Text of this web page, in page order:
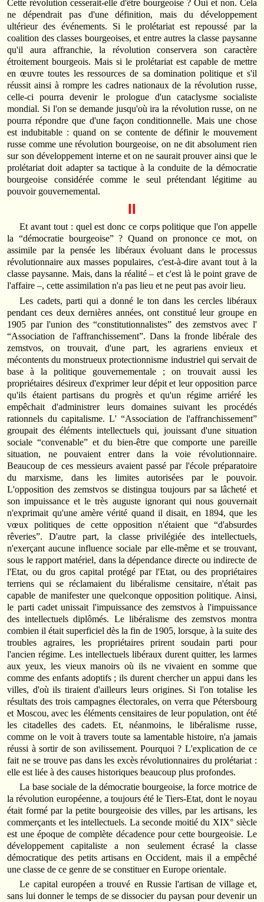
Cette révolution cesserait‑elle d'être bourgeoise ? Oui et non. Cela
ne dépendrait pas d'une définition, mais du développement
ultérieur des événements. Si le prolétariat est repoussé par la
coalition des classes bourgeoises, et entre autres la classe paysanne
qu'il aura affranchie, la révolution conservera son caractère
étroitement bourgeois. Mais si le prolétariat est capable de mettre
en œuvre toutes les ressources de sa domination politique et s'il
réussit ainsi à rompre les cadres nationaux de la révolution russe,
celle‑ci pourra devenir le prologue d'un cataclysme socialiste
mondial. Si l'on se demande jusqu'où ira la révolution russe, on ne
pourra répondre que d'une façon conditionnelle. Mais une chose
est indubitable : quand on se contente de définir le mouvement
russe comme une révolution bourgeoise, on ne dit absolument rien
sur son développement interne et on ne saurait prouver ainsi que le
prolétariat doit adapter sa tactique à la conduite de la démocratie
bourgeoise considérée comme le seul prétendant légitime au
pouvoir gouvernemental.
II
Et avant tout : quel est donc ce corps politique que l'on appelle
la “démocratie bourgeoise” ? Quand on prononce ce mot, on
assimile par la pensée les libéraux évoluant dans le processus
révolutionnaire aux masses populaires, c'est‑à-dire avant tout à la
classe paysanne. Mais, dans la réalité – et c'est là le point grave de
l'affaire –, cette assimilation n'a pas lieu et ne peut pas avoir lieu.
Les cadets, parti qui a donné le ton dans les cercles libéraux
pendant ces deux dernières années, ont constitué leur groupe en
1905 par l'union des “constitutionnalistes” des zemstvos avec l'
“Association de l'affranchissement”. Dans la fronde libérale des
zemstvos, on trouvait, d'une part, les agrariens envieux et
mécontents du monstrueux protectionnisme industriel qui servait de
base à la politique gouvernementale ; on trouvait aussi les
propriétaires désireux d'exprimer leur dépit et leur opposition parce
qu'ils étaient partisans du progrès et qu'un régime arriéré les
empêchait d'administrer leurs domaines suivant les procédés
rationnels du capitalisme. L' “Association de l'affranchissement”
groupait des éléments intellectuels qui, jouissant d'une situation
sociale “convenable” et du bien‑être que comporte une pareille
situation, ne pouvaient entrer dans la voie révolutionnaire.
Beaucoup de ces messieurs avaient passé par l'école préparatoire
du marxisme, dans les limites autorisées par le pouvoir.
L'opposition des zemstvos se distingua toujours par sa lâcheté et
son impuissance et le très auguste ignorant qui nous gouvernait
n'exprimait qu'une amère vérité quand il disait, en 1894, que les
vœux politiques de cette opposition n'étaient que “d'absurdes
rêveries”. D'autre part, la classe privilégiée des intellectuels,
n'exerçant aucune influence sociale par elle‑même et se trouvant,
sous le rapport matériel, dans la dépendance directe ou indirecte de
l'Etat, ou du gros capital protégé par l'Etat, ou des propriétaires
terriens qui se réclamaient du libéralisme censitaire, n'était pas
capable de manifester une quelconque opposition politique. Ainsi,
le parti cadet unissait l'impuissance des zemstvos à l'impuissance
des intellectuels diplômés. Le libéralisme des zemstvos montra
combien il était superficiel dès la fin de 1905, lorsque, à la suite des
troubles agraires, les propriétaires prirent soudain parti pour
l'ancien régime. Les intellectuels libéraux durent quitter, les larmes
aux yeux, les vieux manoirs où ils ne vivaient en somme que
comme des enfants adoptifs ; ils durent chercher un appui dans les
villes, d'où ils tiraient d'ailleurs leurs origines. Si l'on totalise les
résultats des trois campagnes électorales, on verra que Pétersbourg
et Moscou, avec les éléments censitaires de leur population, ont été
les citadelles des cadets. Et, néanmoins, le libéralisme russe,
comme on le voit à travers toute sa lamentable histoire, n'a jamais
réussi à sortir de son avilissement. Pourquoi ? L'explication de ce
fait ne se trouve pas dans les excès révolutionnaires du prolétariat :
elle est liée à des causes historiques beaucoup plus profondes.
La base sociale de la démocratie bourgeoise, la force motrice de
la révolution européenne, a toujours été le Tiers‑Etat, dont le noyau
était formé par la petite bourgeoisie des villes, par les artisans, les
commerçants et les intellectuels. La seconde moitié du XIX° siècle
est une époque de complète décadence pour cette bourgeoisie. Le
développement capitaliste a non seulement écrasé la classe
démocratique des petits artisans en Occident, mais il a empêché
une classe de ce genre de se constituer en Europe orientale.
Le capital européen a trouvé en Russie l'artisan de village et,
sans lui donner le temps de se dissocier du paysan pour devenir un